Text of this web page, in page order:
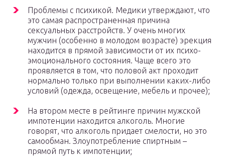
Проблемы с психикой. Медики утверждают, что
это самая распространенная причина
сексуальных расстройств. У очень многих
мужчин (особенно в молодом возрасте) эрекция
находится в прямой зависимости от их психо-
эмоционального состояния. Чаще всего это
проявляется в том, что половой акт проходит
нормально только при выполнении каких-либо
условий (одежда, освещение, мебель и прочее);
На втором месте в рейтинге причин мужской
импотенции находится алкоголь. Многие
говорят, что алкоголь придает смелости, но это
самообман. Злоупотребление спиртным –
прямой путь к импотенции;